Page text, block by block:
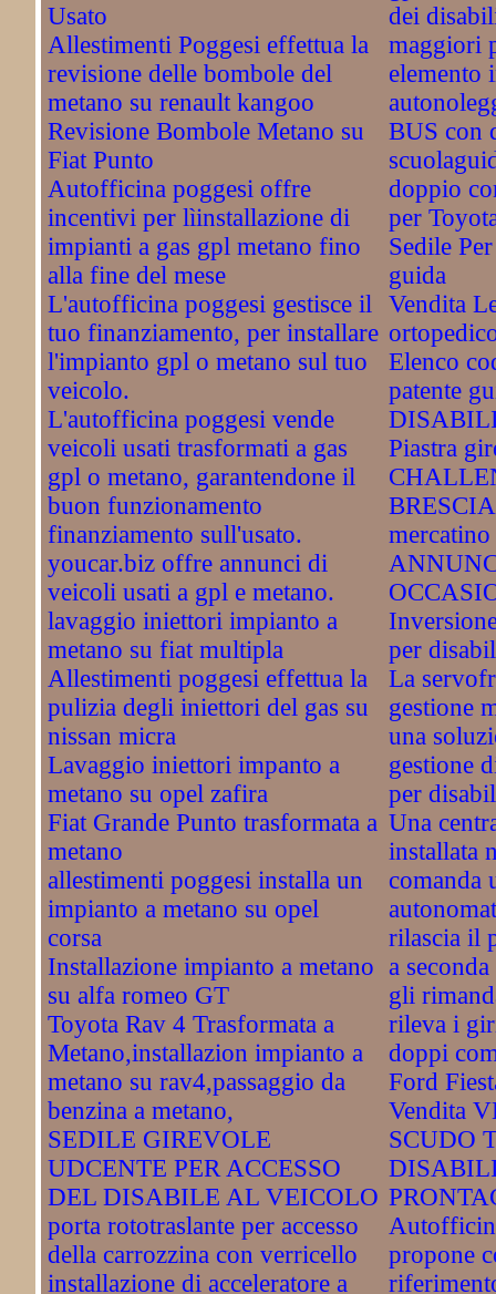
Usato
Allestimenti Poggesi effettua la
revisione delle bombole del
metano su renault kangoo
Revisione Bombole Metano su
Fiat Punto
Autofficina poggesi offre
incentivi per lìinstallazione di
impianti a gas gpl metano fino
alla fine del mese
L'autofficina poggesi gestisce il
tuo finanziamento, per installare
l'impianto gpl o metano sul tuo
veicolo.
L'autofficina poggesi vende
veicoli usati trasformati a gas
gpl o metano, garantendone il
buon funzionamento
finanziamento sull'usato.
youcar.biz offre annunci di
veicoli usati a gpl e metano.
lavaggio iniettori impianto a
metano su fiat multipla
Allestimenti poggesi effettua la
pulizia degli iniettori del gas su
nissan micra
Lavaggio iniettori impanto a
metano su opel zafira
Fiat Grande Punto trasformata a
metano
allestimenti poggesi installa un
impianto a metano su opel
corsa
Installazione impianto a metano
su alfa romeo GT
Toyota Rav 4 Trasformata a
Metano,installazion impianto a
metano su rav4,passaggio da
benzina a metano,
SEDILE GIREVOLE
UDCENTE PER ACCESSO
DEL DISABILE AL VEICOLO
porta rototraslante per accesso
della carrozzina con verricello
installazione di acceleratore a
dei
maggiori
elemento
BUS con
doppio
per
Sedile
guida
Vendita
Elenco
patente
Piastra
mercatino
per
La
gestione
una
gestione
per
Una
installata
comanda
rilascia il
a
gli
rileva i
doppi
Ford
Vendita
SCUDO
propone